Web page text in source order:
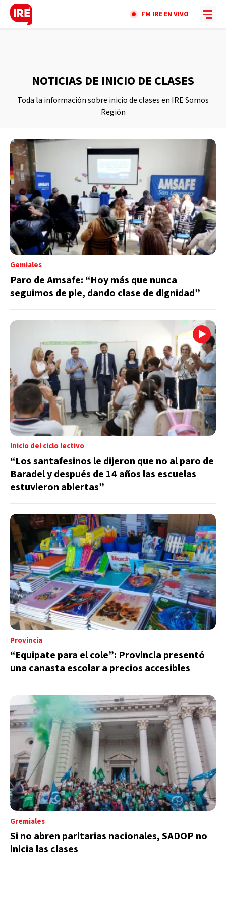
FM IRE EN VIVO
NOTICIAS DE INICIO DE CLASES
Toda la información sobre inicio de clases en IRE Somos
Región
Gemiales
Paro de Amsafe: “Hoy más que nunca
seguimos de pie, dando clase de dignidad”
Inicio del ciclo lectivo
“Los santafesinos le dijeron que no al paro de
Baradel y después de 14 años las escuelas
estuvieron abiertas”
Provincia
“Equipate para el cole”: Provincia presentó
una canasta escolar a precios accesibles
Gremiales
Si no abren paritarias nacionales, SADOP no
inicia las clases